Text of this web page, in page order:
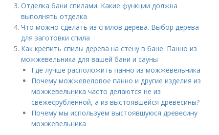
Отделка бани спилами. Какие функции должна
выполнять отделка
Что можно сделать из спилов дерева. Выбор дерева
для заготовки спила
Как крепить спилы дерева на стену в бане. Панно из
можжевельника для вашей бани и сауны
Где лучше расположить панно из можжевельника
Почему можжевеловое панно и другие изделия из
можжевельника часто делаются не из
свежесрубленной, а из выстоявшейся древесины?
Почему мы используем выстоявшуюся древесину
можжевельника